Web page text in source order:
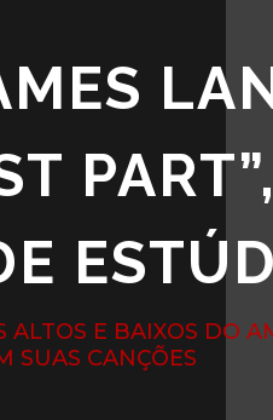
ALTOS E BAIXOS DO
SUAS CANÇÕES